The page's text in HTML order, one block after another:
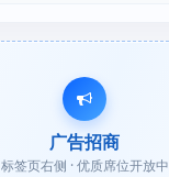
广告招商
标签页右侧 · 优质席位开放中